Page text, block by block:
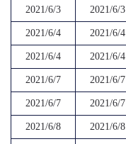
2021/6/3 2021/6/3
2021/6/4 2021/6/4
2021/6/4 2021/6/4
2021/6/7 2021/6/7
2021/6/7 2021/6/7
2021/6/8 2021/6/8